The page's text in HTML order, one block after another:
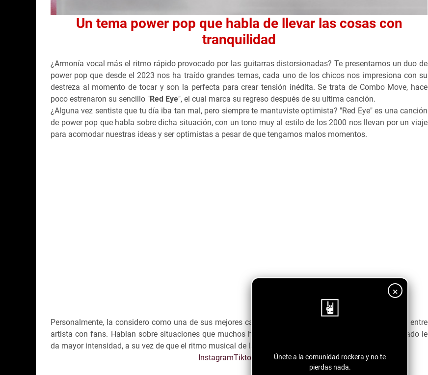
×
Únete a la comunidad rockera y no te
pierdas nada.
Un tema power pop que habla de llevar las cosas con
tranquilidad
¿Armonía vocal más el ritmo rápido provocado por las guitarras distorsionadas? Te presentamos un duo de
power pop que desde el 2023 nos ha traído grandes temas, cada uno de los chicos nos impresiona con su
destreza al momento de tocar y son la perfecta para crear tensión inédita. Se trata de Combo Move, hace
poco estrenaron su sencillo "Red Eye", el cual marca su regreso después de su ultima canción.
¿Alguna vez sentiste que tu día iba tan mal, pero siempre te mantuviste optimista? "Red Eye" es una canción
de power pop que habla sobre dicha situación, con un tono muy al estilo de los 2000 nos llevan por un viaje
para acomodar nuestras ideas y ser optimistas a pesar de que tengamos malos momentos.
Personalmente, la considero como una de sus mejores canciones y la banda logra crear esa conexión entre
artista con fans. Hablan sobre situaciones que muchos hemos pasado y al usar un tono de voz relajado le
da mayor intensidad, a su vez de que el ritmo musical de las guitarras distorsionadas.
InstagramTiktok Spotify